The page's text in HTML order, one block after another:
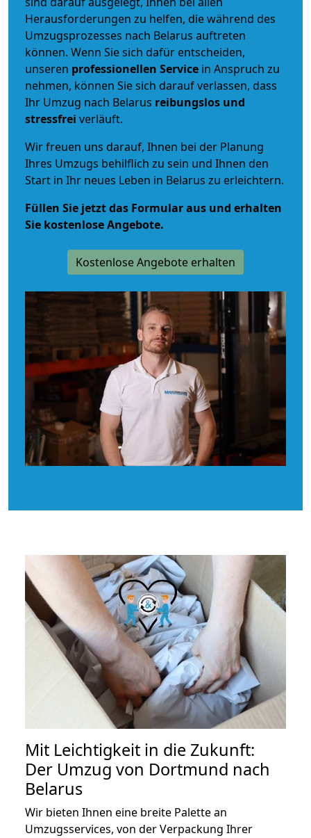
Herausforderungen zu helfen, die während des
Umzugsprozesses nach Belarus auftreten
können. Wenn Sie sich dafür entscheiden,
unseren professionellen Service in Anspruch zu
nehmen, können Sie sich darauf verlassen, dass
Ihr Umzug nach Belarus reibungslos und
stressfrei verläuft.
Wir freuen uns darauf, Ihnen bei der Planung
Ihres Umzugs behilflich zu sein und Ihnen den
Start in Ihr neues Leben in Belarus zu erleichtern.
Füllen Sie jetzt das Formular aus und erhalten
Sie kostenlose Angebote.
Kostenlose Angebote erhalten
Mit Leichtigkeit in die Zukunft:
Der Umzug von Dortmund nach
Belarus
Wir bieten Ihnen eine breite Palette an
Umzugsservices, von der Verpackung Ihrer